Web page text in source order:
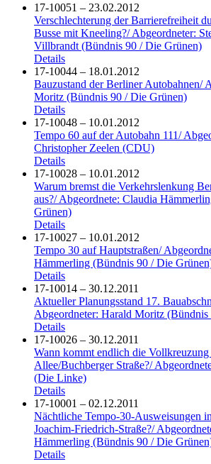
17-10051 – 23.02.2012
Verschlechterung der Barrierefreiheit
Busse mit Kneeling?/ Abgeordneter:
Villbrandt (Bündnis 90 / Die Grünen)
Details
17-10044 – 18.01.2012
Bauzustand der Berliner Autobahnen/
Moritz (Bündnis 90 / Die Grünen)
Details
17-10048 – 10.01.2012
Tempo 60 auf der Autobahn 111/
Christopher Zeelen (CDU)
Details
17-10028 – 10.01.2012
Warum bremst die Verkehrslenkung
aus?/ Abgeordnete: Claudia
Grünen)
Details
17-10027 – 10.01.2012
Tempo 30 auf Hauptstraßen/
Hämmerling (Bündnis 90 / Die
Details
17-10014 – 30.12.2011
Aktueller Planungsstand 17.
Abgeordneter: Harald Moritz
Details
17-10026 – 30.12.2011
Wann kommt endlich die
Allee/Buchberger Straße?/
(Die Linke)
Details
17-10001 – 02.12.2011
Nächtliche Tempo-30-Ausweisungen
Joachim-Friedrich-Straße?/
Hämmerling (Bündnis 90 / Die
Details